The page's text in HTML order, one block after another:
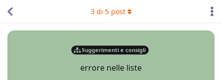
Suggerimenti e consigli
errore nelle liste
3di 5post